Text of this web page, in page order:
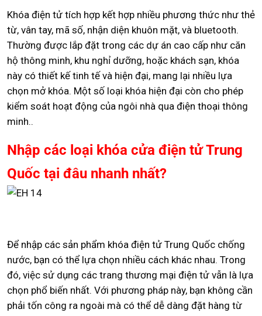
Khóa điện tử tích hợp kết hợp nhiều phương thức như thẻ
từ, vân tay, mã số, nhận diện khuôn mặt, và bluetooth.
Thường được lắp đặt trong các dự án cao cấp như căn
hộ thông minh, khu nghỉ dưỡng, hoặc khách sạn, khóa
này có thiết kế tinh tế và hiện đại, mang lại nhiều lựa
chọn mở khóa. Một số loại khóa hiện đại còn cho phép
kiểm soát hoạt động của ngôi nhà qua điện thoại thông
minh..
Nhập các loại khóa cửa điện tử Trung
Quốc tại đâu nhanh nhất?
Để nhập các sản phẩm khóa điện tử Trung Quốc chống
nước, bạn có thể lựa chọn nhiều cách khác nhau. Trong
đó, việc sử dụng các trang thương mại điện tử vẫn là lựa
chọn phổ biến nhất. Với phương pháp này, bạn không cần
phải tốn công ra ngoài mà có thể dễ dàng đặt hàng từ